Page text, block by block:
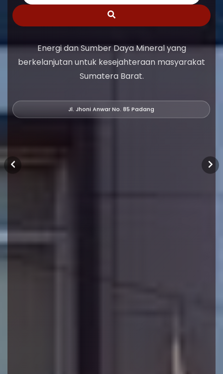
Energi dan Sumber Daya Mineral yang
berkelanjutan untuk kesejahteraan masyarakat
Sumatera Barat.
Jl. Jhoni Anwar No. 85 Padang